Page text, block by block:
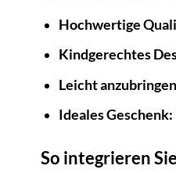
Hochwertige
Kindgerechtes
Leicht
Ideales Geschenk:
So integrieren